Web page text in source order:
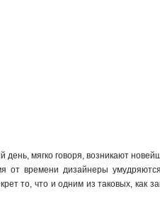
мягко говоря, возникают
времени дизайнеры
то, что и одним из таковых, как